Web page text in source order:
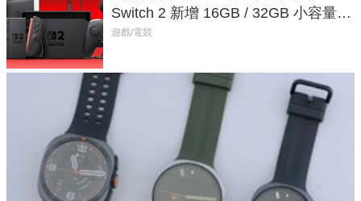
Switch 2 新增 16GB / 32GB 小容量遊
戲卡的選擇
遊戲/電競